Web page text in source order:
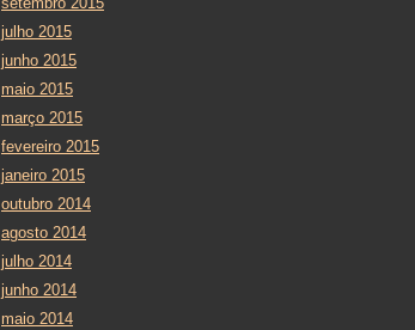
julho 2015
junho 2015
maio 2015
março 2015
fevereiro 2015
janeiro 2015
outubro 2014
agosto 2014
julho 2014
junho 2014
maio 2014